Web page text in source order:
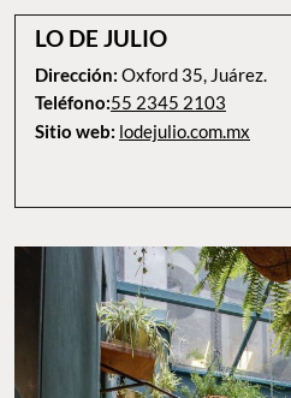
LO DE JULIO
Dirección: Oxford 35, Juárez.
Teléfono:55 2345 2103
Sitio web: lodejulio.com.mx